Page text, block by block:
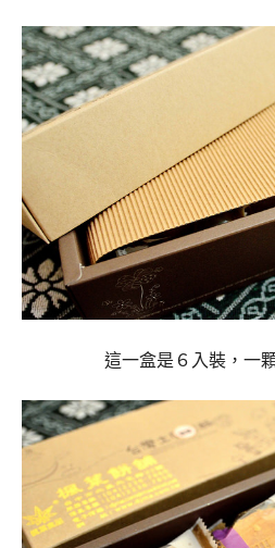
這一盒是６入裝，一